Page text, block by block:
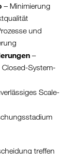
– Minimierung
und
–
System-
Scale-
treffen